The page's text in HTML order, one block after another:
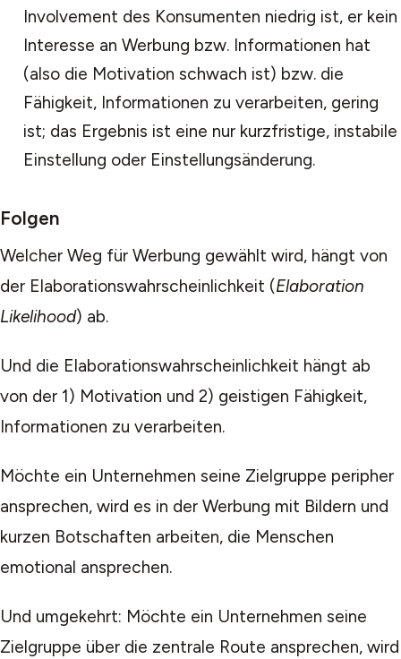
Involvement des Konsumenten niedrig ist, er kein
Interesse an Werbung bzw. Informationen hat
(also die Motivation schwach ist) bzw. die
Fähigkeit, Informationen zu verarbeiten, gering
ist; das Ergebnis ist eine nur kurzfristige, instabile
Einstellung oder Einstellungsänderung.
Folgen
Welcher Weg für Werbung gewählt wird, hängt von
der Elaborationswahrscheinlichkeit (Elaboration
Likelihood) ab.
Und die Elaborationswahrscheinlichkeit hängt ab
von der 1) Motivation und 2) geistigen Fähigkeit,
Informationen zu verarbeiten.
Möchte ein Unternehmen seine Zielgruppe peripher
ansprechen, wird es in der Werbung mit Bildern und
kurzen Botschaften arbeiten, die Menschen
emotional ansprechen.
Und umgekehrt: Möchte ein Unternehmen seine
Zielgruppe über die zentrale Route ansprechen, wird